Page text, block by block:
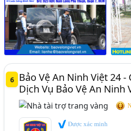
6
Bảo Vệ An Ninh Việt 24 -
Dịch Vụ Bảo Vệ An Ninh
Được xác minh